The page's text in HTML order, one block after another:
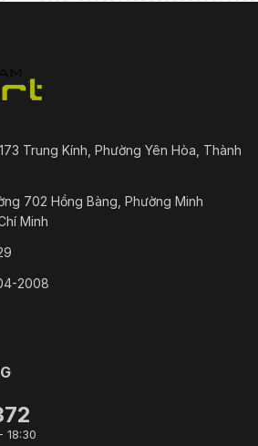
Trung Kính, Phường Yên Hòa, Thành
702 Hồng Bàng, Phường Minh
Minh
2008
18:30